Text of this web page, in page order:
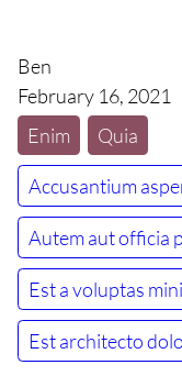
Ben
February 16, 2021
Enim
Quia
Accusantium
Autem aut officia
Est a voluptas
Est architecto